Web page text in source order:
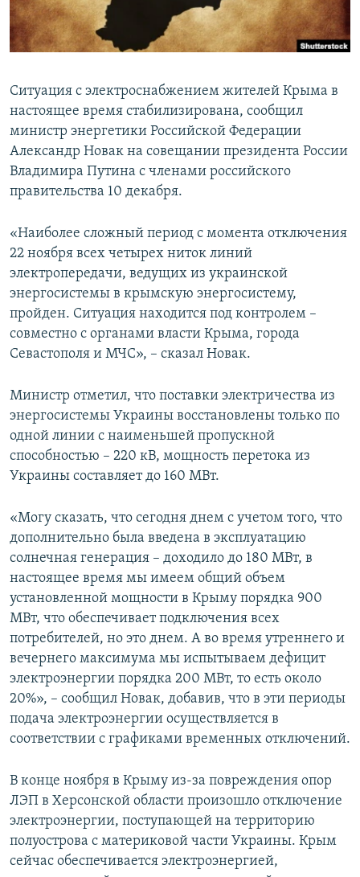
ПОБЕДИТЕЛЕЙ НЕ СУДЯТ?
КРЫМ.НЕПОКОРЕННЫЙ
УКРАИНСКАЯ ПРОБЛЕМА КРЫМА
ПРИСОЕДИНЯЙТЕСЬ!
Все сайты RFE/RL
Ситуация с электроснабжением жителей Крыма в
настоящее время стабилизирована, сообщил
министр энергетики Российской Федерации
Александр Новак на совещании президента России
Владимира Путина с членами российского
правительства 10 декабря.
«Наиболее сложный период с момента отключения
22 ноября всех четырех ниток линий
электропередачи, ведущих из украинской
энергосистемы в крымскую энергосистему,
пройден. Ситуация находится под контролем –
совместно с органами власти Крыма, города
Севастополя и МЧС», – сказал Новак.
Министр отметил, что поставки электричества из
энергосистемы Украины восстановлены только по
одной линии с наименьшей пропускной
способностью – 220 кВ, мощность перетока из
Украины составляет до 160 МВт.
«Могу сказать, что сегодня днем с учетом того, что
дополнительно была введена в эксплуатацию
солнечная генерация – доходило до 180 МВт, в
настоящее время мы имеем общий объем
установленной мощности в Крыму порядка 900
МВт, что обеспечивает подключения всех
потребителей, но это днем. А во время утреннего и
вечернего максимума мы испытываем дефицит
электроэнергии порядка 200 МВт, то есть около
20%», – сообщил Новак, добавив, что в эти периоды
подача электроэнергии осуществляется в
соответствии с графиками временных отключений.
В конце ноября в Крыму из-за повреждения опор
ЛЭП в Херсонской области произошло отключение
электроэнергии, поступающей на территорию
полуострова с материковой части Украины. Крым
сейчас обеспечивается электроэнергией,